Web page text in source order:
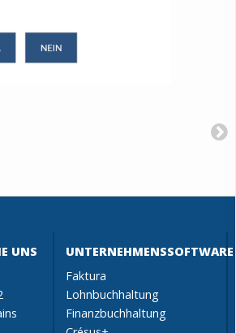
UNS
UNTERNEHMENSSOFTWARE
Faktura
Lohnbuchhaltung
Finanzbuchhaltung